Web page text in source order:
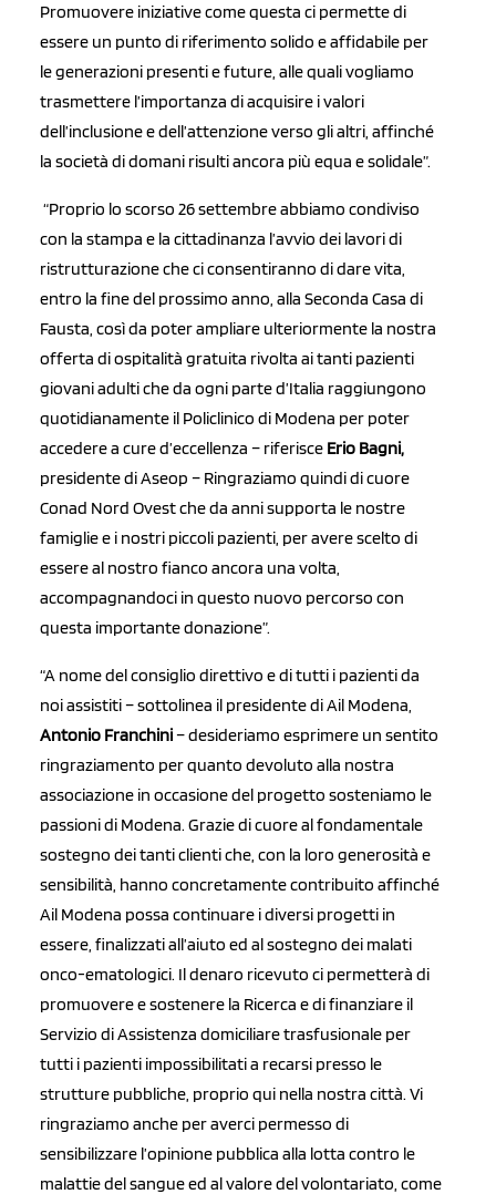
Promuovere iniziative come questa ci permette di
essere un punto di riferimento solido e affidabile per
le generazioni presenti e future, alle quali vogliamo
trasmettere l’importanza di acquisire i valori
dell’inclusione e dell’attenzione verso gli altri, affinché
la società di domani risulti ancora più equa e solidale”.
“Proprio lo scorso 26 settembre abbiamo condiviso
con la stampa e la cittadinanza l’avvio dei lavori di
ristrutturazione che ci consentiranno di dare vita,
entro la fine del prossimo anno, alla Seconda Casa di
Fausta, così da poter ampliare ulteriormente la nostra
offerta di ospitalità gratuita rivolta ai tanti pazienti
giovani adulti che da ogni parte d’Italia raggiungono
quotidianamente il Policlinico di Modena per poter
accedere a cure d’eccellenza – riferisce Erio Bagni,
presidente di Aseop – Ringraziamo quindi di cuore
Conad Nord Ovest che da anni supporta le nostre
famiglie e i nostri piccoli pazienti, per avere scelto di
essere al nostro fianco ancora una volta,
accompagnandoci in questo nuovo percorso con
questa importante donazione”.
“A nome del consiglio direttivo e di tutti i pazienti da
noi assistiti – sottolinea il presidente di Ail Modena,
Antonio Franchini– desideriamo esprimere un sentito
ringraziamento per quanto devoluto alla nostra
associazione in occasione del progetto sosteniamo le
passioni di Modena. Grazie di cuore al fondamentale
sostegno dei tanti clienti che, con la loro generosità e
sensibilità, hanno concretamente contribuito affinché
Ail Modena possa continuare i diversi progetti in
essere, finalizzati all’aiuto ed al sostegno dei malati
onco-ematologici. Il denaro ricevuto ci permetterà di
promuovere e sostenere la Ricerca e di finanziare il
Servizio di Assistenza domiciliare trasfusionale per
tutti i pazienti impossibilitati a recarsi presso le
strutture pubbliche, proprio qui nella nostra città. Vi
ringraziamo anche per averci permesso di
sensibilizzare l’opinione pubblica alla lotta contro le
malattie del sangue ed al valore del volontariato, come